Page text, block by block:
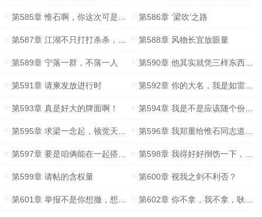
第585章 惟石啊，你这次可是出名了！ 第586章 ‘梁吹’之路
第587章 江湖不只打打杀杀，还有人情世故 第588章 风物长宜放眼量
第589章 宁落一群，不落一人 第590章 他其实就凭三样东西……
第591章 请柬发放进行时 第592章 你的大名，我是如雷贯耳啊！
第593章 真是好大的牌面啊！ 第594章 我是不是应该随个份子……
第595章 求梁一念起，顿觉天地宽 第596章 我郑重给惟石同志道个歉
第597章 要是咱俩能在一起搭班子就好了！ 第598章 我得好好捯饬一下，不能给惟石丢脸啊！
第599章 请帖的含权量 第600章 视我之剑不利否？
第601章 举报不是你想撤，想撤就能撤！ 第602章 你不拿，我不拿，耿专员怎么拿